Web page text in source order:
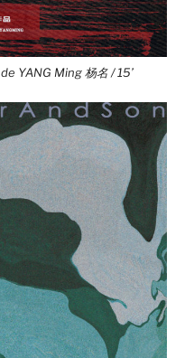
de YANG Ming 杨名 / 15’